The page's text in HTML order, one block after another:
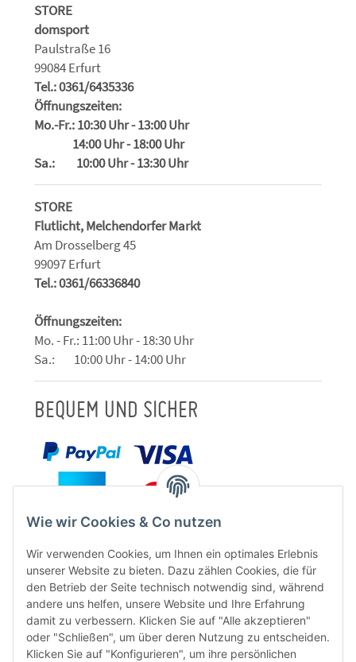
STORE
domsport
Paulstraße 16
99084 Erfurt
Tel.: 0361/6435336
Öffnungszeiten:
Mo.-Fr.: 10:30 Uhr - 13:00 Uhr
14:00 Uhr - 18:00 Uhr
Sa.: 10:00 Uhr - 13:30 Uhr
STORE
Flutlicht, Melchendorfer Markt
Am Drosselberg 45
99097 Erfurt
Tel.: 0361/66336840
Öffnungszeiten:
Mo. - Fr.: 11:00 Uhr - 18:30 Uhr
Sa.: 10:00 Uhr - 14:00 Uhr
BEQUEM UND SICHER
FÜR EUCH UNTERWEGS
Wie wir Cookies & Co nutzen
Wir verwenden Cookies, um Ihnen ein optimales Erlebnis
unserer Website zu bieten. Dazu zählen Cookies, die für
den Betrieb der Seite technisch notwendig sind, während
andere uns helfen, unsere Website und Ihre Erfahrung
damit zu verbessern. Klicken Sie auf "Alle akzeptieren"
oder "Schließen", um über deren Nutzung zu entscheiden.
Klicken Sie auf "Konfigurieren", um ihre persönlichen